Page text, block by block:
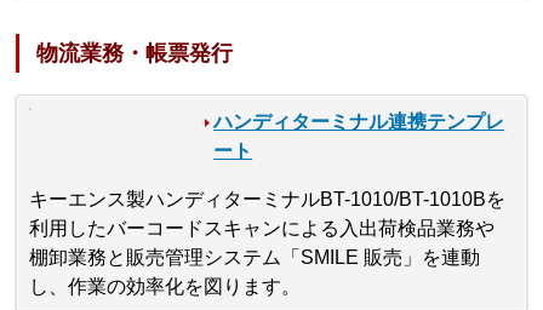
物流業務・帳票発行
ハンディターミナル連携テンプレ
ート
キーエンス製ハンディターミナルBT-1010/BT-1010Bを
利用したバーコードスキャンによる入出荷検品業務や
棚卸業務と販売管理システム「SMILE 販売」を連動
し、作業の効率化を図ります。